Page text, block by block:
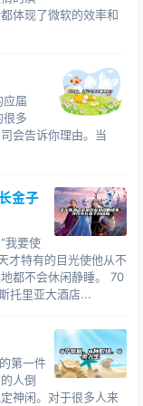
体现了微软的效率和
应届
很多
会告诉你理由。当
金子
我要使
才特有的目光使他从不
都不会休闲静睡。 70
托里亚大酒店...
第一件
人倒
神闲。对于很多人来